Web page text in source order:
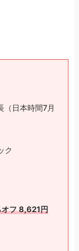
日本時間7月
ク
フ 8,621円